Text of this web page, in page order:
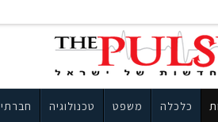
כלכלה משפט טכנולוגיה חברתי